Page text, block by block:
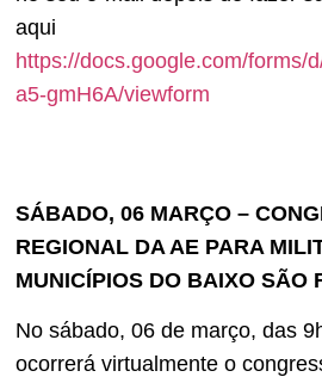
aqui
https://docs.google.com/forms/
a5-gmH6A/viewform
SÁBADO, 06 MARÇO –
REGIONAL DA AE PARA
MUNICÍPIOS DO BAIXO SÃO
No sábado, 06 de março, das
ocorrerá virtualmente o